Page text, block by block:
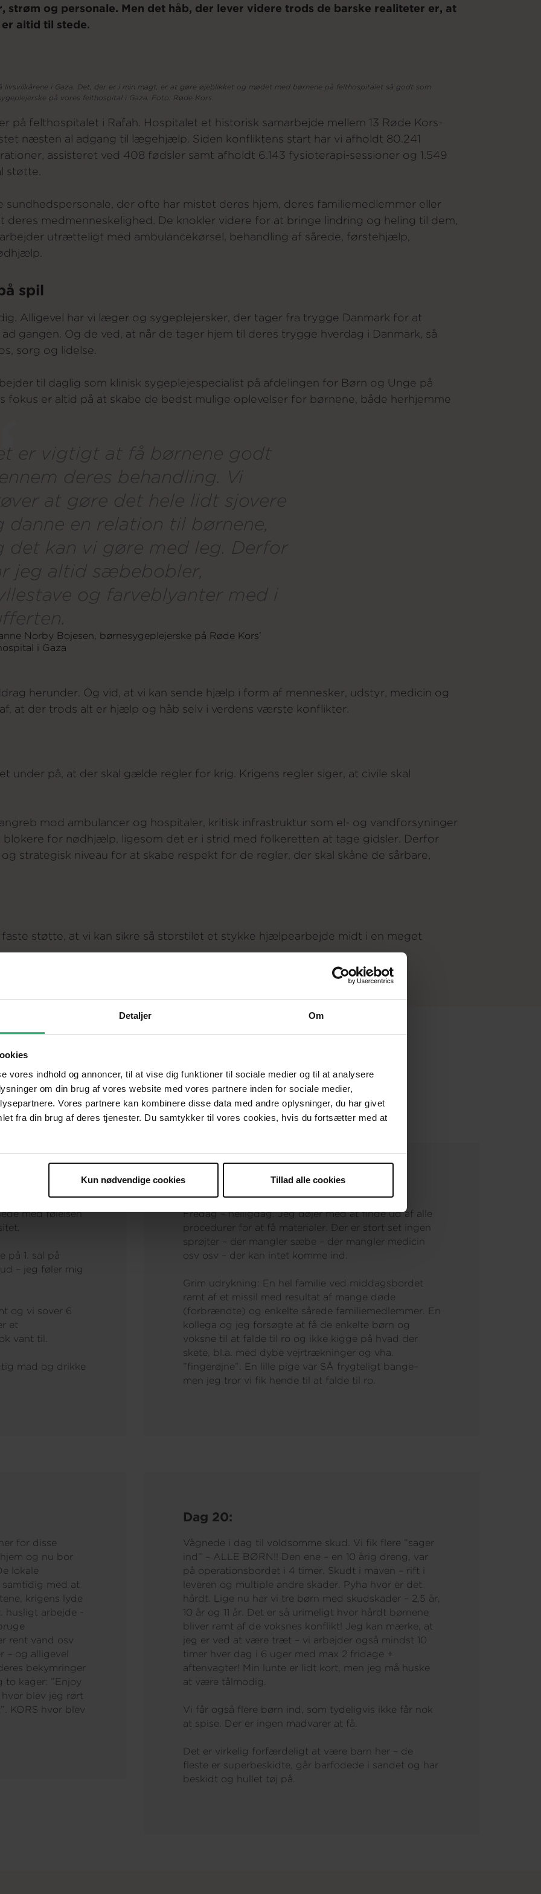
Detaljer Om
vores indhold og annoncer, til at vise dig funktioner til sociale medier og til at analysere
om din brug af vores website med vores partnere inden for sociale medier,
Vores partnere kan kombinere disse data med andre oplysninger, du har givet
fra din brug af deres tjenester. Du samtykker til vores cookies, hvis du fortsætter med at
Kun nødvendige cookies Tillad alle cookies
strøm og personale. Men det håb, der lever videre trods de barske realiteter er, at
altid til stede.
i Gaza. Det, der er i min magt, er at gøre øjeblikket og mødet med børnene på felthospitalet så godt som
på vores felthospital i Gaza. Foto: Røde Kors.
på felthospitalet i Rafah. Hospitalet et historisk samarbejde mellem 13 Røde Kors-
næsten al adgang til lægehjælp. Siden konfliktens start har vi afholdt 80.241
assisteret ved 408 fødsler samt afholdt 6.143 fysioterapi-sessioner og 1.549
støtte.
der ofte har mistet deres hjem, deres familiemedlemmer eller
deres medmenneskelighed. De knokler videre for at bringe lindring og heling til dem,
utrætteligt med ambulancekørsel, behandling af sårede, førstehjælp,
spil
Alligevel har vi læger og sygeplejersker, der tager fra trygge Danmark for at
gangen. Og de ved, at når de tager hjem til deres trygge hverdag i Danmark, så
sorg og lidelse.
til daglig som klinisk sygeplejespecialist på afdelingen for Børn og Unge på
fokus er altid på at skabe de bedst mulige oplevelser for børnene, både herhjemme
er vigtigt at få børnene godt
deres behandling. Vi
at gøre det hele lidt sjovere
danne en relation til børnene,
det kan vi gøre med leg. Derfor
jeg altid sæbebobler,
og farveblyanter med i
Norby Bojesen, børnesygeplejerske på Røde Kors’
i Gaza
herunder. Og vid, at vi kan sende hjælp i form af mennesker, udstyr, medicin og
at der trods alt er hjælp og håb selv i verdens værste konflikter.
under på, at der skal gælde regler for krig. Krigens regler siger, at civile skal
mod ambulancer og hospitaler, kritisk infrastruktur som el- og vandforsyninger
blokere for nødhjælp, ligesom det er i strid med folkeretten at tage gidsler. Derfor
strategisk niveau for at skabe respekt for de regler, der skal skåne de sårbare,
støtte, at vi kan sikre så storstilet et stykke hjælpearbejde midt i en meget
med følelsen
på 1. sal på
– jeg føler mig
og vi sover 6
et
vant til.
mad og drikke
Dag 4:
Fredag – helligdag. Jeg døjer med at finde ud af alle
procedurer for at få materialer. Der er stort set ingen
sprøjter – der mangler sæbe – der mangler medicin
osv osv – der kan intet komme ind.
Grim udrykning: En hel familie ved middagsbordet
ramt af et missil med resultat af mange døde
(forbrændte) og enkelte sårede familiemedlemmer. En
kollega og jeg forsøgte at få de enkelte børn og
voksne til at falde til ro og ikke kigge på hvad der
skete, bl.a. med dybe vejrtrækninger og vha.
”fingerøjne”. En lille pige var SÅ frygteligt bange–
men jeg tror vi fik hende til at falde til ro.
for disse
og nu bor
lokale
med at
krigens lyde
husligt arbejde -
rent vand osv
– og alligevel
bekymringer
kager: ”Enjoy
hvor blev jeg rørt
KORS hvor blev
Dag 20:
Vågnede i dag til voldsomme skud. Vi fik flere ”sager
ind” – ALLE BØRN!! Den ene – en 10 årig dreng, var
på operationsbordet i 4 timer. Skudt i maven – rift i
leveren og multiple andre skader. Pyha hvor er det
hårdt. Lige nu har vi tre børn med skudskader – 2,5 år,
10 år og 11 år. Det er så urimeligt hvor hårdt børnene
bliver ramt af de voksnes konflikt! Jeg kan mærke, at
jeg er ved at være træt – vi arbejder også mindst 10
timer hver dag i 6 uger med max 2 fridage +
aftenvagter! Min lunte er lidt kort, men jeg må huske
at være tålmodig.
Vi får også flere børn ind, som tydeligvis ikke får nok
at spise. Der er ingen madvarer at få.
Det er virkelig forfærdeligt at være barn her – de
fleste er superbeskidte, går barfodede i sandet og har
beskidt og hullet tøj på.